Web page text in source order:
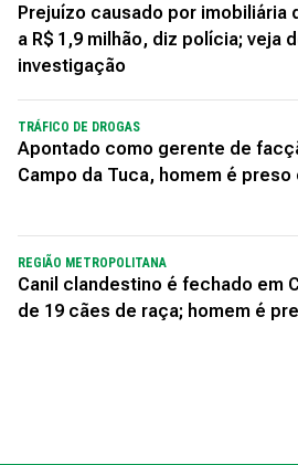
Prejuízo causado por imobiliária
a R$ 1,9 milhão, diz polícia; veja
investigação
TRÁFICO DE DROGAS
Apontado como gerente de
Campo da Tuca, homem é
REGIÃO METROPOLITANA
Canil clandestino é fechado em
de 19 cães de raça; homem é